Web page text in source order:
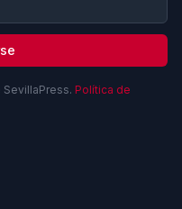
Política de